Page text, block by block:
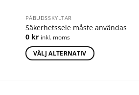
PÅBUDSSKYLTAR
Säkerhetssele måste användas
0 kr inkl. moms
VÄLJ ALTERNATIV